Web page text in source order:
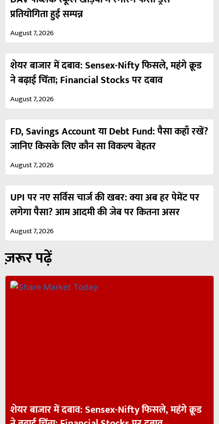
प्रतियोगिता हुई सम्पन्न
August 7, 2026
शेयर बाजार में दबाव: Sensex-Nifty फिसले, महंगे क्रूड
ने बढ़ाई चिंता; Financial Stocks पर दबाव
August 7, 2026
FD, Savings Account या Debt Fund: पैसा कहाँ रखें?
जानिए किसके लिए कौन सा विकल्प बेहतर
August 7, 2026
UPI पर नए सर्विस चार्ज की खबर: क्या अब हर पेमेंट पर
लगेगा पैसा? आम आदमी की जेब पर कितना असर
August 7, 2026
ज़रूर पढ़ें
शेयर बाजार में दबाव: Sensex-Nifty फिसले, महंगे क्रूड